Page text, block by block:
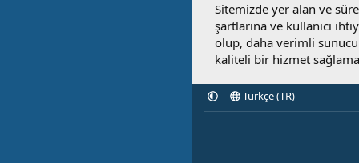
Sitemizde yer alan ve
şartlarına ve kullanıcı
olup, daha verimli
kaliteli bir hizmet
Türkçe (TR)